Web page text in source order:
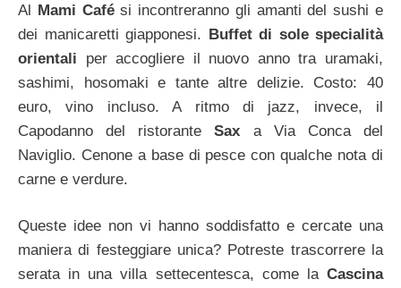
Al Mami Cafési incontreranno gli amanti del sushi e
dei manicaretti giapponesi. Buffet di sole specialità
orientali per accogliere il nuovo anno tra uramaki,
sashimi, hosomaki e tante altre delizie. Costo: 40
euro, vino incluso. A ritmo di jazz, invece, il
Capodanno del ristoranteSax a Via Conca del
Naviglio. Cenone a base di pesce con qualche nota di
carne e verdure.
Queste idee non vi hanno soddisfatto e cercate una
maniera di festeggiare unica? Potreste trascorrere la
serata in una villa settecentesca, come la Cascina